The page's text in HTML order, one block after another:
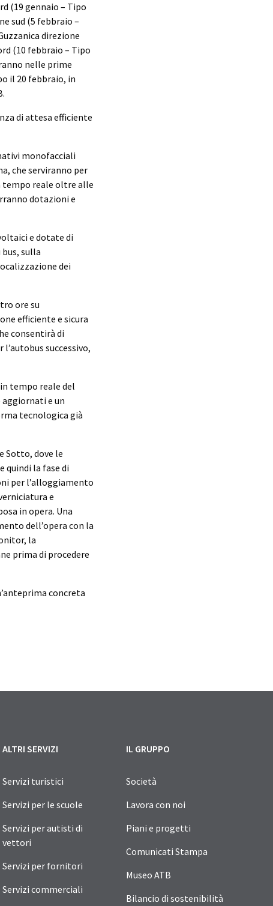
(19 gennaio – Tipo
sud (5 febbraio –
direzione
(10 febbraio – Tipo
nelle prime
il 20 febbraio, in
di attesa efficiente
monofacciali
che serviranno per
tempo reale oltre alle
dotazioni e
e dotate di
sulla
dei
ore su
efficiente e sicura
consentirà di
successivo,
tempo reale del
e un
tecnologica già
Sotto, dove le
quindi la fase di
per l’alloggiamento
e
in opera. Una
dell’opera con la
la
prima di procedere
concreta
ALTRI SERVIZI
Servizi turistici
Servizi per le scuole
Servizi per autisti di
vettori
Servizi per fornitori
Servizi commerciali
IL GRUPPO
Società
Lavora con noi
Piani e progetti
Comunicati Stampa
Museo ATB
Bilancio di sostenibilità